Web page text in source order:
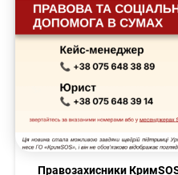
Правозахисники